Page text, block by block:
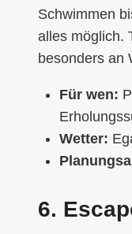
Schwimmen
alles möglich.
besonders an
Für wen:
Wetter:
6.